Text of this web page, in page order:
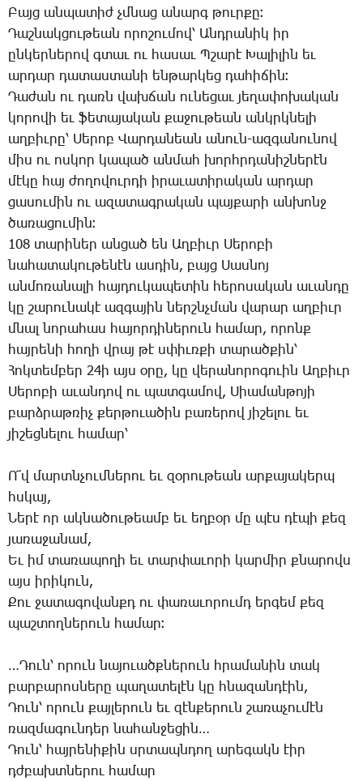
­Բայց ան­պա­տիժ չմնաց ա­նարգ թուր­քը։
­Դաշ­նակ­ցու­թեան ո­րո­շու­մով՝ Անդ­րա­նիկ իր
ըն­կեր­նե­րով գտաւ ու հա­սաւ Պ­շա­րէ ­Խա­լի­լին եւ
ար­դար դա­տաս­տա­նի են­թար­կեց դա­հի­ճին։
­Դա­ժան ու դառն վախ­ճան ու­նե­ցաւ յե­ղա­փո­խա­կան
կո­րո­վի եւ ֆե­տա­յա­կան քա­ջու­թեան անկրկ­նե­լի
աղ­բիւ­րը՝ ­Սե­րոբ ­Վար­դա­նեան ա­նուն-ազ­գա­նու­նով
միս ու ոս­կոր կա­պած ան­մահ խորհր­դա­նիշ­նե­րէն
մէ­կը հայ ժո­ղո­վուր­դի ի­րա­ւա­տի­րա­կան ար­դար
ցա­սու­մին ու ա­զա­տագ­րա­կան պայ­քա­րի ան­խոնջ
ծա­ռա­ցու­մին։
108 տա­րի­ներ ան­ցած են Աղ­բիւր ­Սե­րո­բի
նա­հա­տա­կու­թե­նէն աս­դին, բայց ­Սաս­նոյ
ան­մո­ռա­նա­լի հայ­դու­կա­պե­տին հե­րո­սա­կան ա­ւան­դը
կը շա­րու­նա­կէ ազ­գա­յին ներշնչ­ման վա­րար աղ­բիւր
մնալ նո­րա­հաս հա­յոր­դի­նե­րուն հա­մար, ո­րոնք
հայ­րե­նի հո­ղի վրայ թէ սփիւռ­քի տա­րած­քին՝
­Հոկ­տեմ­բեր 24ի այս օ­րը, կը վե­րա­նո­րոգո­ւին Աղ­բիւր
­Սե­րո­բի ա­ւան­դով ու պատ­գա­մով, ­Սիա­ման­թո­յի
բարձ­րաթ­ռիչ քեր­թո­ւա­ծին բա­ռե­րով յի­շե­լու եւ
յի­շեց­նե­լու հա­մար՝
Ո՜վ մարտն­չում­նե­րու եւ զօ­րու­թեան ար­քա­յա­կերպ
հսկայ,
­Նե­րէ որ ակ­նա­ծու­թեամբ եւ եղ­բօր մը պէս դէ­պի քեզ
յա­ռա­ջա­նամ,
Եւ իմ տա­ռա­պո­ղի եւ տար­փա­ւո­րի կար­միր քնա­րովս
այս ի­րի­կուն,
­Քու ջա­տա­գո­վանքդ ու փա­ռա­ւո­րումդ եր­գեմ քեզ
պաշ­տող­նե­րուն հա­մար։
…­Դուն՝ ո­րուն նա­յո­ւածք­նե­րուն հրա­մա­նին տակ
բար­բա­րոս­նե­րը պա­ղա­տե­լէն կը հնա­զան­դէին,
­Դուն՝ ո­րուն քայ­լե­րուն եւ զէն­քե­րուն շա­ռա­չու­մէն
ռազ­մա­գուն­դեր նա­հան­ջե­ցին…
­Դուն՝ հայ­րե­նի­քին սրտապն­դող ա­րե­գակն էիր
դժբախտ­նե­րու հա­մար